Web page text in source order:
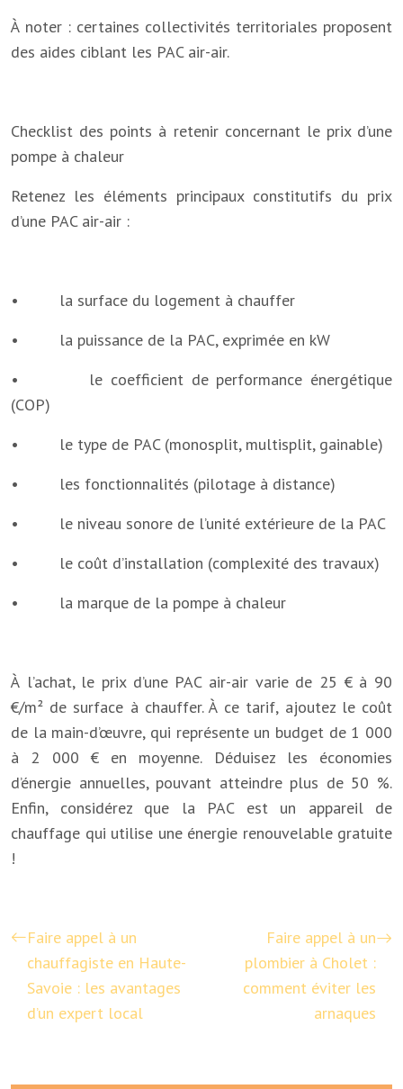
À noter : certaines collectivités territoriales proposent
des aides ciblant les PAC air-air.
Checklist des points à retenir concernant le prix d’une
pompe à chaleur
Retenez les éléments principaux constitutifs du prix
d’une PAC air-air :
• la surface du logement à chauffer
• la puissance de la PAC, exprimée en kW
• le coefficient de performance énergétique
(COP)
• le type de PAC (monosplit, multisplit, gainable)
• les fonctionnalités (pilotage à distance)
• le niveau sonore de l’unité extérieure de la PAC
• le coût d’installation (complexité des travaux)
• la marque de la pompe à chaleur
À l’achat, le prix d’une PAC air-air varie de 25 € à 90
€/m² de surface à chauffer. À ce tarif, ajoutez le coût
de la main-d’œuvre, qui représente un budget de 1 000
à 2 000 € en moyenne. Déduisez les économies
d’énergie annuelles, pouvant atteindre plus de 50 %.
Enfin, considérez que la PAC est un appareil de
chauffage qui utilise une énergie renouvelable gratuite
!
Faire appel à un
chauffagiste en Haute-
Savoie : les avantages
d’un expert local
Faire appel à un
plombier à Cholet :
comment éviter les
arnaques